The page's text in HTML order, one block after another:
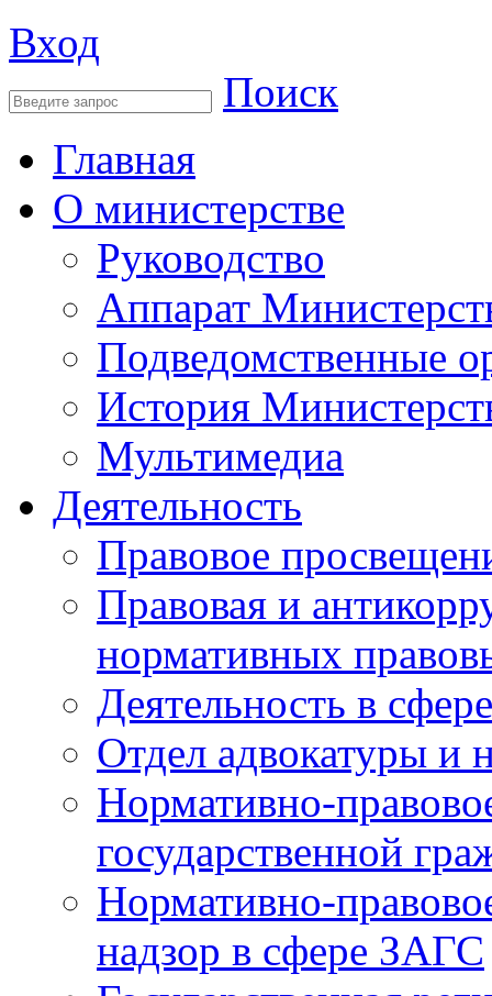
Вход
Поиск
Главная
О министерстве
Руководство
Аппарат
Подведомственные
История
Мультимедиа
Деятельность
Правовое
Правовая и
нормативных
Деятельность в
Отдел адвокатуры и
Нормативно-
государственной
Нормативно-
надзор в сфере ЗАГС